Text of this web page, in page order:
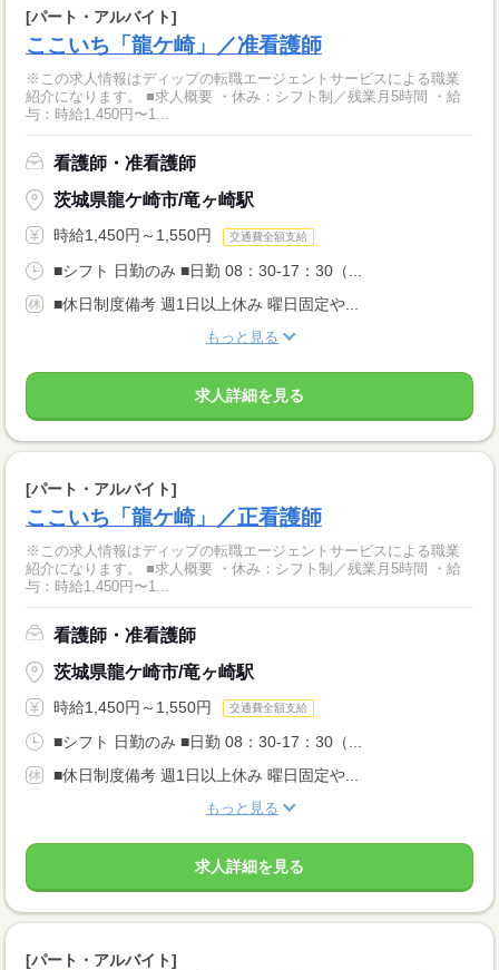
[パート・アルバイト]
ここいち「龍ケ崎」／准看護師
※この求人情報はディップの転職エージェントサービスによる職業
紹介になります。 ■求人概要 ・休み：シフト制／残業月5時間 ・給
与：時給1,450円〜1...
看護師・准看護師
茨城県龍ケ崎市/竜ヶ崎駅
時給1,450円～1,550円 交通費全額支給
■シフト 日勤のみ ■日勤 08：30-17：30（...
■休日制度備考 週1日以上休み 曜日固定や...
もっと見る
求人詳細を見る
[パート・アルバイト]
ここいち「龍ケ崎」／正看護師
※この求人情報はディップの転職エージェントサービスによる職業
紹介になります。 ■求人概要 ・休み：シフト制／残業月5時間 ・給
与：時給1,450円〜1...
看護師・准看護師
茨城県龍ケ崎市/竜ヶ崎駅
時給1,450円～1,550円 交通費全額支給
■シフト 日勤のみ ■日勤 08：30-17：30（...
■休日制度備考 週1日以上休み 曜日固定や...
もっと見る
求人詳細を見る
[パート・アルバイト]